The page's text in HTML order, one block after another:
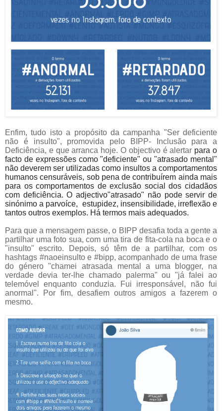
Enfim, tudo isto a propósito da campanha "Ser deficiente
não é insulto", promovida pelo BIPP- Inclusão para a
Deficiência, e que arranca hoje. O objectivo é alertar para o
facto de expressões como "deficiente" ou "atrasado mental"
não deverem ser utilizadas como insultos a comportamentos
humanos censuráveis, sob pena de contribuírem ainda mais
para oscomportamentos de exclusão social dos cidadãos
com deficiência. O adjectivo"atrasado" não pode servir de
sinónimo a parvoíce, estupidez, insensibilidade, irreflexão e
tantos outros exemplos. Há termos mais adequados.
Para que a mensagem passe, o BIPP desafia toda a gente a
partilhar uma foto sua, com uma tira de fita-cola na boca e o
"insulto" escrito. Depois, só têm de a partilhar, com os
hashtags #naoeinsulto e #bipp, acompanhado de uma frase
do género "chamei atrasada mental a uma blogger, na
verdade devia ter-lhe chamado palerma" ou "já falei ao
telemóvel enquanto conduzia. Fui irresponsável, não fui
anormal". Por fim, desafiem outros amigos a fazerem o
mesmo.